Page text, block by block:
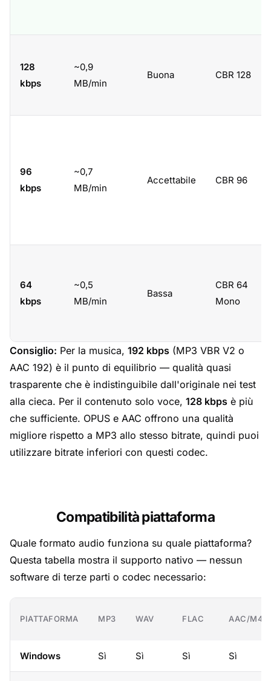
128
kbps
~0,9
MB/min
Buona CBR 128
96
kbps
~0,7
MB/min
Accettabile CBR 96
64
kbps
~0,5
MB/min
Bassa
CBR 64
Mono
Consiglio: Per la musica, 192 kbps (MP3 VBR V2 o
AAC 192) è il punto di equilibrio — qualità quasi
trasparente che è indistinguibile dall'originale nei test
alla cieca. Per il contenuto solo voce, 128 kbps è più
che sufficiente. OPUS e AAC offrono una qualità
migliore rispetto a MP3 allo stesso bitrate, quindi puoi
utilizzare bitrate inferiori con questi codec.
Compatibilità piattaforma
Quale formato audio funziona su quale piattaforma?
Questa tabella mostra il supporto nativo — nessun
software di terze parti o codec necessario:
PIATTAFORMA MP3 WAV FLAC AAC/M4A
Windows Sì Sì Sì Sì